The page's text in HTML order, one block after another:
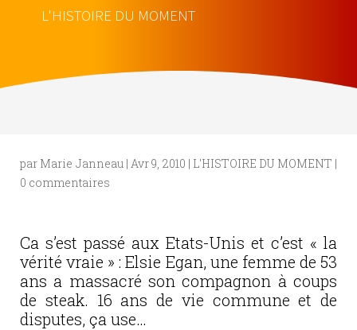
L'HISTOIRE DU MOMENT
par Marie Janneau|Avr 9, 2010 | L'HISTOIRE DU MOMENT |
0 commentaires
Ca s’est passé aux Etats-Unis et c’est « la
vérité vraie » : Elsie Egan, une femme de 53
ans a massacré son compagnon à coups
de steak. 16 ans de vie commune et de
disputes, ça use…